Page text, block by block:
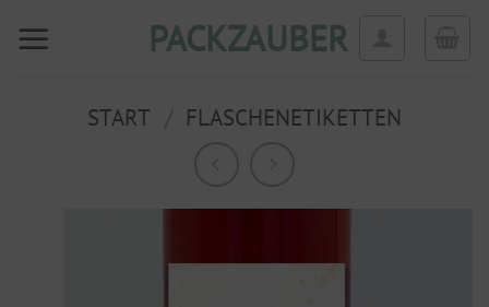
Inhalt
PACKZAUBER
START FLASCHENETIKETTEN